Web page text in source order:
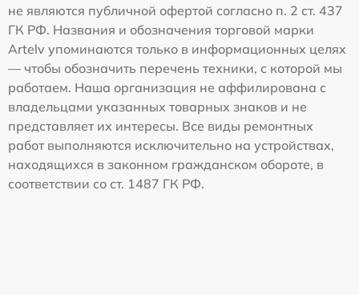
не являются публичной офертой согласно п. 2 ст. 437
ГК РФ. Названия и обозначения торговой марки
Artelv упоминаются только в информационных целях
— чтобы обозначить перечень техники, с которой мы
работаем. Наша организация не аффилирована с
владельцами указанных товарных знаков и не
представляет их интересы. Все виды ремонтных
работ выполняются исключительно на устройствах,
находящихся в законном гражданском обороте, в
соответствии со ст. 1487 ГК РФ.